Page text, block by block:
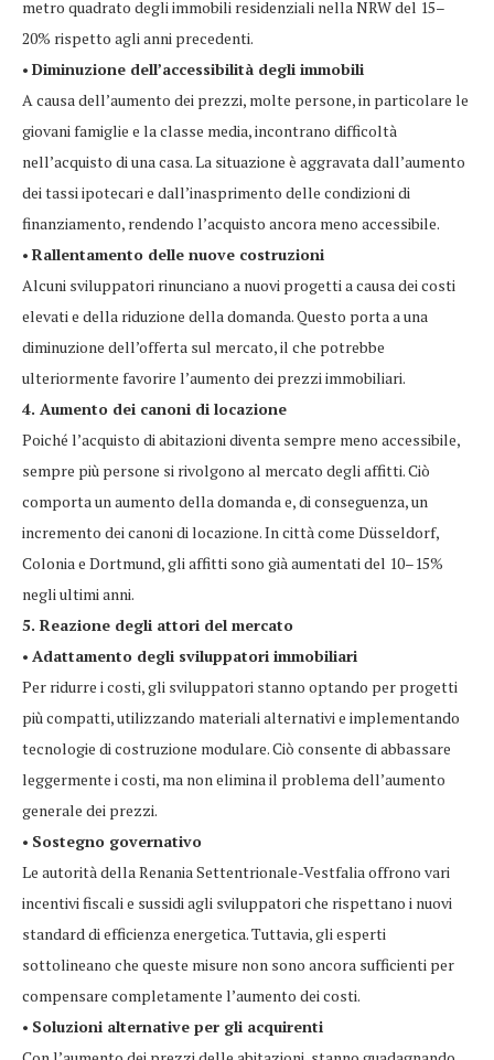
metro quadrato degli immobili residenziali nella NRW del 15–
20% rispetto agli anni precedenti.
• Diminuzione dell’accessibilità degli immobili
A causa dell’aumento dei prezzi, molte persone, in particolare le
giovani famiglie e la classe media, incontrano difficoltà
nell’acquisto di una casa. La situazione è aggravata dall’aumento
dei tassi ipotecari e dall’inasprimento delle condizioni di
finanziamento, rendendo l’acquisto ancora meno accessibile.
• Rallentamento delle nuove costruzioni
Alcuni sviluppatori rinunciano a nuovi progetti a causa dei costi
elevati e della riduzione della domanda. Questo porta a una
diminuzione dell’offerta sul mercato, il che potrebbe
ulteriormente favorire l’aumento dei prezzi immobiliari.
4. Aumento dei canoni di locazione
Poiché l’acquisto di abitazioni diventa sempre meno accessibile,
sempre più persone si rivolgono al mercato degli affitti. Ciò
comporta un aumento della domanda e, di conseguenza, un
incremento dei canoni di locazione. In città come Düsseldorf,
Colonia e Dortmund, gli affitti sono già aumentati del 10–15%
negli ultimi anni.
5. Reazione degli attori del mercato
• Adattamento degli sviluppatori immobiliari
Per ridurre i costi, gli sviluppatori stanno optando per progetti
più compatti, utilizzando materiali alternativi e implementando
tecnologie di costruzione modulare. Ciò consente di abbassare
leggermente i costi, ma non elimina il problema dell’aumento
generale dei prezzi.
• Sostegno governativo
Le autorità della Renania Settentrionale-Vestfalia offrono vari
incentivi fiscali e sussidi agli sviluppatori che rispettano i nuovi
standard di efficienza energetica. Tuttavia, gli esperti
sottolineano che queste misure non sono ancora sufficienti per
compensare completamente l’aumento dei costi.
• Soluzioni alternative per gli acquirenti